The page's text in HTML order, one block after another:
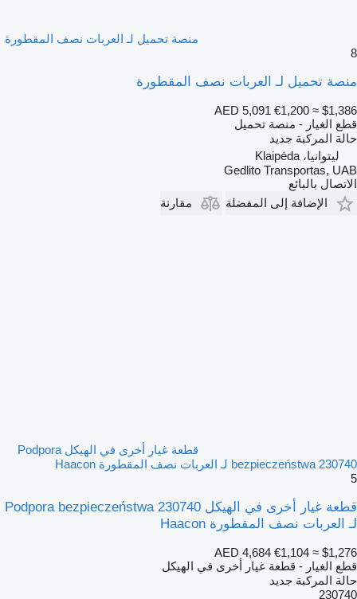
منصة تحميل لـ العربات نصف المقطورة
8
منصة تحميل لـ العربات نصف المقطورة
AED 5,091 €1,200 ≈ $1,386
قطع الغيار - منصة تحميل
حالة المركبة جديد
ليتوانيا، Klaipėda
Gedlito Transportas, UAB
الاتصال بالبائع
الإضافة إلى المفضلة
مقارنة
قطعة غيار أخرى في الهيكل Podpora
bezpieczeństwa 230740 لـ العربات نصف المقطورة Haacon
5
قطعة غيار أخرى في الهيكل Podpora bezpieczeństwa 230740
لـ العربات نصف المقطورة Haacon
AED 4,684 €1,104 ≈ $1,276
قطع الغيار - قطعة غيار أخرى في الهيكل
حالة المركبة جديد
230740